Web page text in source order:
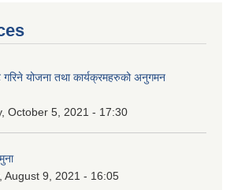
योजना तथा कार्यक्रमहरुको अनुगमन
October 5, 2021 - 17:30
August 9, 2021 - 16:05